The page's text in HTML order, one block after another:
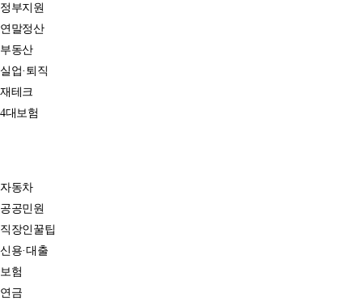
정부지원
연말정산
부동산
실업·퇴직
재테크
4대보험
자동차
공공민원
직장인꿀팁
신용·대출
보험
연금